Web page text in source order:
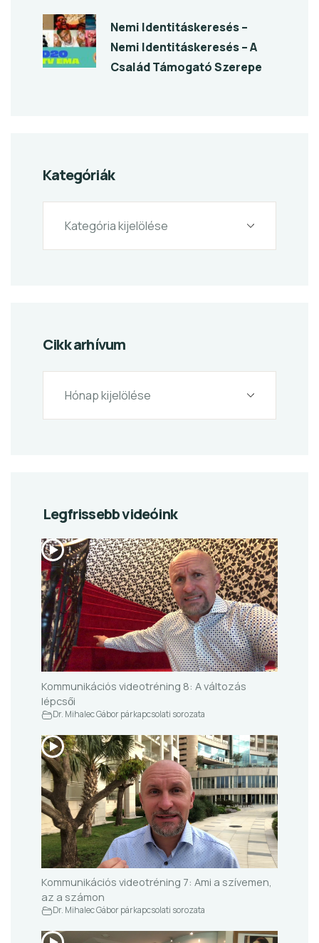
Nemi Identitáskeresés –
Nemi Identitáskeresés – A
Család Támogató Szerepe
Kategóriák
Cikk arhívum
Legfrissebb videóink
Kommunikációs videotréning 8: A változás
lépcsői
Dr. Mihalec Gábor párkapcsolati sorozata
Kommunikációs videotréning 7: Ami a szívemen,
az a számon
Dr. Mihalec Gábor párkapcsolati sorozata